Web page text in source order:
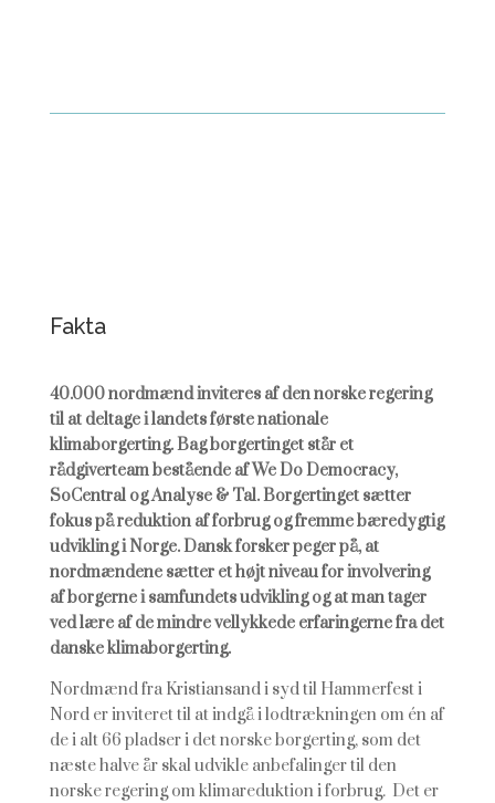
Fakta
40.000 nordmænd inviteres af den norske regering
til at deltage i landets første nationale
klimaborgerting. Bag borgertinget står et
rådgiverteam bestående af We Do Democracy,
SoCentral og Analyse & Tal. Borgertinget sætter
fokus på reduktion af forbrug og fremme bæredygtig
udvikling i Norge. Dansk forsker peger på, at
nordmændene sætter et højt niveau for involvering
af borgerne i samfundets udvikling og at man tager
ved lære af de mindre vellykkede erfaringerne fra det
danske klimaborgerting.
Nordmænd fra Kristiansand i syd til Hammerfest i
Nord er inviteret til at indgå i lodtrækningen om én af
de i alt 66 pladser i det norske borgerting, som det
næste halve år skal udvikle anbefalinger til den
norske regering om klimareduktion i forbrug. Det er